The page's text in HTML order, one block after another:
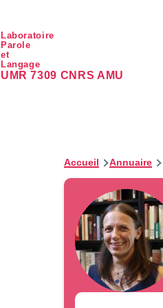
Laboratoire
Parole
et
Langage
UMR 7309 CNRS AMU
Accueil Annuaire